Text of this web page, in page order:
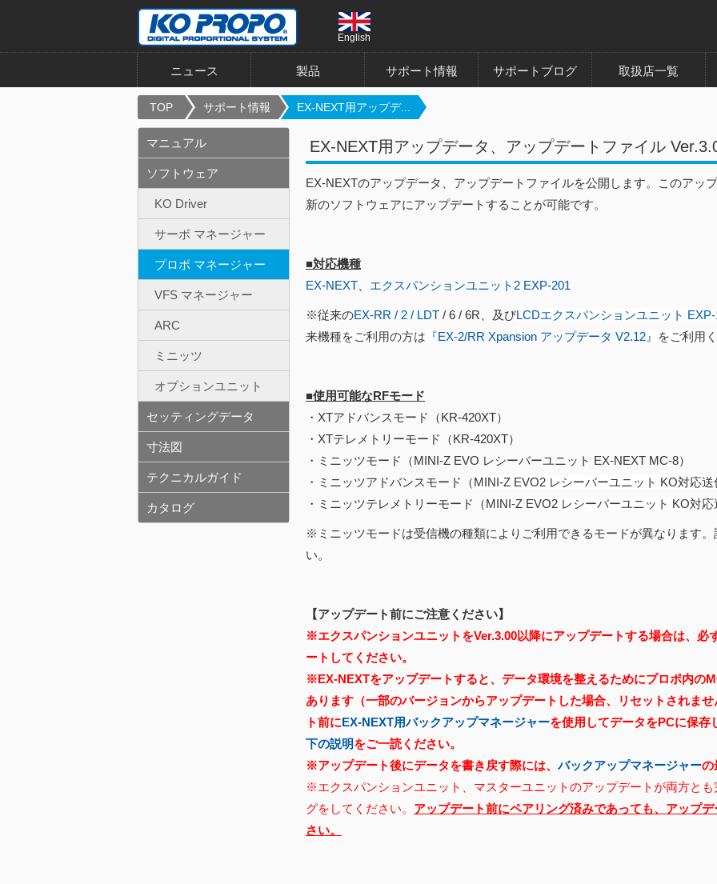
English
ニュース 製品 サポート情報 サポートブログ 取扱店一覧
TOP サポート情報 EX-NEXT用アップデ...
EX-NEXT用アップデータ、アップデートファイル
EX-NEXTのアップデータ、アップデートファイルを公開します。このアッ
新のソフトウェアにアップデートすることが可能です。
■対応機種
EX-NEXT
エクスパンションユニット2 EXP-201
※従来のEX-RR / 2 / LDT / 6 / 6R、及びLCDエクスパンションユニット
来機種をご利用の方は 『EX-2/RR Xpansion アップデータ V2.12​ 』 をご利用
■使用可能なRFモード
・XTアドバンスモード（KR-420XT）
・XTテレメトリーモード（KR-420XT）
・ミニッツモード（MINI-Z EVO レシーバーユニット EX-NEXT MC-8）
・ミニッツアドバンスモード（MINI-Z EVO2 レシーバーユニット KO対応
・ミニッツテレメトリーモード（MINI-Z EVO2 レシーバーユニット KO対
※ミニッツモードは受信機の種類によりご利用できるモードが異なります。
い。
【アップデート前にご注意ください】
※エクスパンションユニットをVer.3.00以降にアップデートする場合は、必
ートしてください。
※EX-NEXTをアップデートすると、データ環境を整えるためにプロポ内の
あります（一部のバージョンからアップデートした場合、リセットされま
ト前にEX-NEXT用バックアップマネージャーを使用してデータをPCに保存
下の説明をご一読ください。
※アップデート後にデータを書き戻す際には、バックアップマネージャーの
※エクスパンションユニット、マスターユニットのアップデートが両方と
グをしてください。 アップデート前にペアリング済みであっても、アップ
さい。
マニュアル
ソフトウェア
KO Driver
サーボ マネージャー
プロポ マネージャー
VFS マネージャー
ARC
ミニッツ
オプションユニット
セッティングデータ
寸法図
テクニカルガイド
カタログ